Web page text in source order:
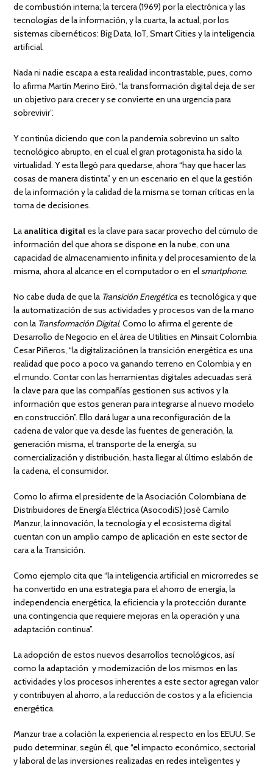
de combustión interna; la tercera (1969) por la electrónica y las
tecnologías de la información, y la cuarta, la actual, por los
sistemas cibernéticos: Big Data, IoT, Smart Cities y la inteligencia
artificial.
Nada ni nadie escapa a esta realidad incontrastable, pues, como
lo afirma Martín Merino Eiró, “la transformación digital deja de ser
un objetivo para crecer y se convierte en una urgencia para
sobrevivir”.
Y continúa diciendo que con la pandemia sobrevino un salto
tecnológico abrupto, en el cual el gran protagonista ha sido la
virtualidad. Y esta llegó para quedarse, ahora “hay que hacer las
cosas de manera distinta” y en un escenario en el que la gestión
de la información y la calidad de la misma se tornan críticas en la
toma de decisiones.
La analítica digital es la clave para sacar provecho del cúmulo de
información del que ahora se dispone en la nube, con una
capacidad de almacenamiento infinita y del procesamiento de la
misma, ahora al alcance en el computador o en elsmartphone.
No cabe duda de que la Transición Energética es tecnológica y que
la automatización de sus actividades y procesos van de la mano
con la Transformación Digital. Como lo afirma el gerente de
Desarrollo de Negocio en el área de Utilities en Minsait Colombia
Cesar Piñeros, “la digitalizaciónen la transición energética es una
realidad que poco a poco va ganando terreno en Colombia y en
el mundo. Contar con las herramientas digitales adecuadas será
la clave para que las compañías gestionen sus activos y la
información que estos generan para integrarse al nuevo modelo
en construcción”. Ello dará lugar a una reconfiguración de la
cadena de valor que va desde las fuentes de generación, la
generación misma, el transporte de la energía, su
comercialización y distribución, hasta llegar al último eslabón de
la cadena, el consumidor.
Como lo afirma el presidente de la Asociación Colombiana de
Distribuidores de Energía Eléctrica (AsocodiS) José Camilo
Manzur, la innovación, la tecnología y el ecosistema digital
cuentan con un amplio campo de aplicación en este sector de
cara a la Transición.
Como ejemplo cita que “la inteligencia artificial en microrredes se
ha convertido en una estrategia para el ahorro de energía, la
independencia energética, la eficiencia y la protección durante
una contingencia que requiere mejoras en la operación y una
adaptación continua”.
La adopción de estos nuevos desarrollos tecnológicos, así
como la adaptación y modernización de los mismos en las
actividades y los procesos inherentes a este sector agregan valor
y contribuyen al ahorro, a la reducción de costos y a la eficiencia
energética.
Manzur trae a colación la experiencia al respecto en los EEUU. Se
pudo determinar, según él, que “el impacto económico, sectorial
y laboral de las inversiones realizadas en redes inteligentes y